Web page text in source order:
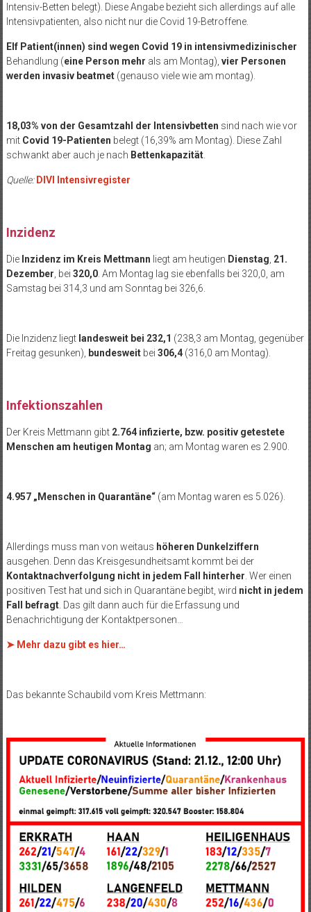
Intensiv-Betten belegt). Diese Angabe bezieht sich allerdings auf alle
Intensivpatienten, also nicht nur die Covid 19-Betroffene.
Elf Patient(innen) sind wegen Covid 19 in intensivmedizinischer
Behandlung (eine Person mehr als am Montag), vier Personen
werden invasiv beatmet (genauso viele wie am montag).
18,03% von der Gesamtzahl der Intensivbetten sind nach wie vor
mitCovid 19-Patienten belegt (16,39% am Montag). Diese Zahl
schwankt aber auch je nach Bettenkapazität.
Quelle: DIVI Intensivregister
Inzidenz
Die Inzidenz im Kreis Mettmann liegt am heutigen Dienstag 21.
Dezember , bei 320,0. Am Montag lag sie ebenfalls bei 320,0, am
Samstag bei 314,3 und am Sonntag bei 326,6.
Die Inzidenz liegtlandesweit bei 232,1 (238,3 am Montag, gegenüber
Freitag gesunken),
bundesweitbei 306,4 (316,0 am Montag).
Infektionszahlen
Der Kreis Mettmann gibt2.764 infizierte, bzw. positiv getestete
Menschen am heutigen Montag an; am Montag waren es 2.900.
4.957 „Menschen in Quarantäne“ (am Montag waren es 5.026).
Allerdings muss man von weitaus höheren Dunkelziffern
ausgehen. Denn das Kreisgesundheitsamt kommt bei der
Kontaktnachverfolgung nicht in jedem Fall hinterher . Wer einen
positiven Test hat und sich in Quarantäne begibt, wird nicht in jedem
Fall befragt. Das gilt dann auch für die Erfassung und
Benachrichtigung der Kontaktpersonen…
➤ Mehr dazu gibt es hier…
Das bekannte Schaubild vom Kreis Mettmann: